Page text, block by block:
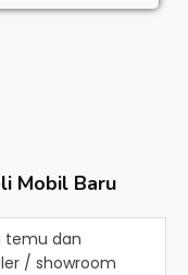
Mobil Baru
temu dan
/ showroom